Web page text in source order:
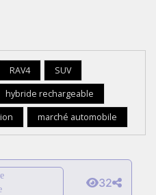
RAV4
SUV
hybride rechargeable
marché automobile
32